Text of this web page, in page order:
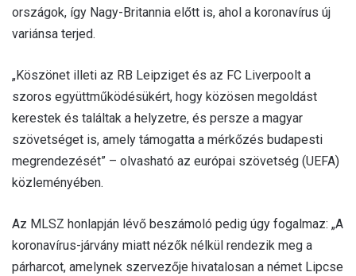
országok, így Nagy-Britannia előtt is, ahol a koronavírus új
variánsa terjed.
„Köszönet illeti az RB Leipziget és az FC Liverpoolt a
szoros együttműködésükért, hogy közösen megoldást
kerestek és találtak a helyzetre, és persze a magyar
szövetséget is, amely támogatta a mérkőzés budapesti
megrendezését” – olvasható az európai szövetség (UEFA)
közleményében.
Az MLSZ honlapján lévő beszámoló pedig úgy fogalmaz: „A
koronavírus-járvány miatt nézők nélkül rendezik meg a
párharcot, amelynek szervezője hivatalosan a német Lipcse